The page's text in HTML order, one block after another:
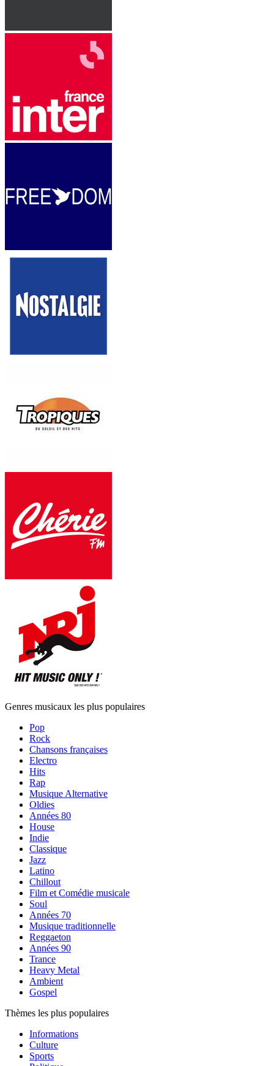
Genres musicaux les plus populaires
Pop
Rock
Chansons françaises
Electro
Hits
Rap
Musique Alternative
Oldies
Années 80
House
Indie
Classique
Jazz
Latino
Chillout
Film et Comédie musicale
Soul
Années 70
Musique traditionnelle
Reggaeton
Années 90
Trance
Heavy Metal
Ambient
Gospel
Thèmes les plus populaires
Informations
Culture
Sports